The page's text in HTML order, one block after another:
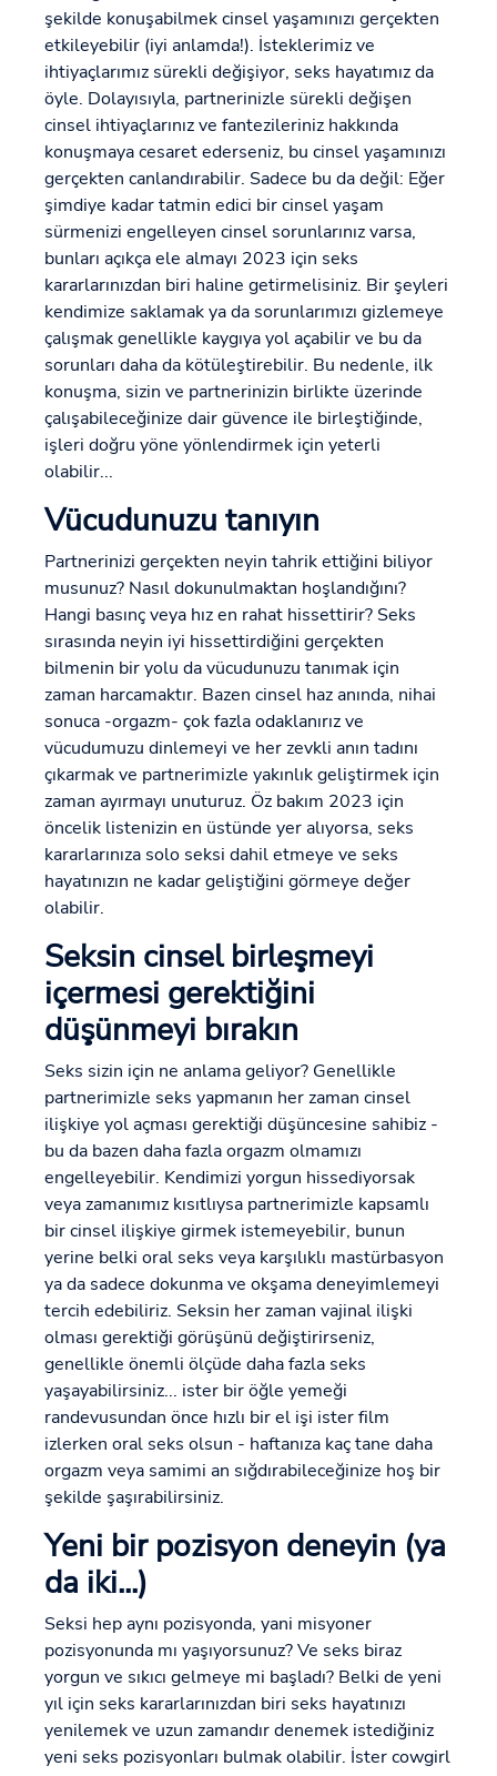
şekilde konuşabilmek cinsel yaşamınızı gerçekten
etkileyebilir (iyi anlamda!). İsteklerimiz ve
ihtiyaçlarımız sürekli değişiyor, seks hayatımız da
öyle. Dolayısıyla, partnerinizle sürekli değişen
cinsel ihtiyaçlarınız ve fantezileriniz hakkında
konuşmaya cesaret ederseniz, bu cinsel yaşamınızı
gerçekten canlandırabilir. Sadece bu da değil: Eğer
şimdiye kadar tatmin edici bir cinsel yaşam
sürmenizi engelleyen cinsel sorunlarınız varsa,
bunları açıkça ele almayı 2023 için seks
kararlarınızdan biri haline getirmelisiniz. Bir şeyleri
kendimize saklamak ya da sorunlarımızı gizlemeye
çalışmak genellikle kaygıya yol açabilir ve bu da
sorunları daha da kötüleştirebilir. Bu nedenle, ilk
konuşma, sizin ve partnerinizin birlikte üzerinde
çalışabileceğinize dair güvence ile birleştiğinde,
işleri doğru yöne yönlendirmek için yeterli
olabilir...
Vücudunuzu tanıyın
Partnerinizi gerçekten neyin tahrik ettiğini biliyor
musunuz? Nasıl dokunulmaktan hoşlandığını?
Hangi basınç veya hız en rahat hissettirir? Seks
sırasında neyin iyi hissettirdiğini gerçekten
bilmenin bir yolu da vücudunuzu tanımak için
zaman harcamaktır. Bazen cinsel haz anında, nihai
sonuca -orgazm- çok fazla odaklanırız ve
vücudumuzu dinlemeyi ve her zevkli anın tadını
çıkarmak ve partnerimizle yakınlık geliştirmek için
zaman ayırmayı unuturuz. Öz bakım 2023 için
öncelik listenizin en üstünde yer alıyorsa, seks
kararlarınıza solo seksi dahil etmeye ve seks
hayatınızın ne kadar geliştiğini görmeye değer
olabilir.
Seksin cinsel birleşmeyi
içermesi gerektiğini
düşünmeyi bırakın
Seks sizin için ne anlama geliyor? Genellikle
partnerimizle seks yapmanın her zaman cinsel
ilişkiye yol açması gerektiği düşüncesine sahibiz -
bu da bazen daha fazla orgazm olmamızı
engelleyebilir. Kendimizi yorgun hissediyorsak
veya zamanımız kısıtlıysa partnerimizle kapsamlı
bir cinsel ilişkiye girmek istemeyebilir, bunun
yerine belki oral seks veya karşılıklı mastürbasyon
ya da sadece dokunma ve okşama deneyimlemeyi
tercih edebiliriz. Seksin her zaman vajinal ilişki
olması gerektiği görüşünü değiştirirseniz,
genellikle önemli ölçüde daha fazla seks
yaşayabilirsiniz... ister bir öğle yemeği
randevusundan önce hızlı bir el işi ister film
izlerken oral seks olsun - haftanıza kaç tane daha
orgazm veya samimi an sığdırabileceğinize hoş bir
şekilde şaşırabilirsiniz.
Yeni bir pozisyon deneyin (ya
da iki...)
Seksi hep aynı pozisyonda, yani misyoner
pozisyonunda mı yaşıyorsunuz? Ve seks biraz
yorgun ve sıkıcı gelmeye mi başladı? Belki de yeni
yıl için seks kararlarınızdan biri seks hayatınızı
yenilemek ve uzun zamandır denemek istediğiniz
yeni seks pozisyonları bulmak olabilir. İster cowgirl